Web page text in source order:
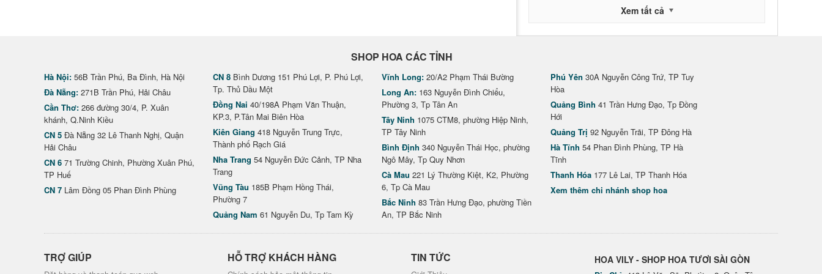
Xem tất cả
SHOP HOA CÁC TỈNH
Hà Nội: 56B Trần Phú, Ba Đình, Hà Nội
Đà Nẵng: 271B Trần Phú, Hải Châu
Cần Thơ: 266 đường 30/4, P. Xuân
khánh, Q.Ninh Kiều
CN 5 Đà Nẵng 32 Lê Thanh Nghị, Quận
Hải Châu
CN 6 71 Trường Chinh, Phường Xuân Phú,
TP Huế
CN 7 Lâm Đồng 05 Phan Đình Phùng
CN 8 Bình Dương 151 Phú Lợi, P. Phú Lợi,
Tp. Thủ Dầu Một
Đồng Nai 40/198A Phạm Văn Thuận,
KP.3, P.Tân Mai Biên Hòa
Kiên Giang 418 Nguyễn Trung Trực,
Thành phố Rạch Giá
Nha Trang 54 Nguyễn Đức Cảnh, TP Nha
Trang
Vũng Tàu 185B Phạm Hồng Thái,
Phường 7
Quảng Nam 61 Nguyễn Du, Tp Tam Kỳ
Vĩnh Long: 20/A2 Phạm Thái Bường
Long An: 163 Nguyễn Đình Chiểu,
Phường 3, Tp Tân An
Tây Ninh 1075 CTM8, phường Hiệp Ninh,
TP Tây Ninh
Bình Định 340 Nguyễn Thái Học, phường
Ngô Mây, Tp Quy Nhơn
Cà Mau 221 Lý Thường Kiệt, K2, Phường
6, Tp Cà Mau
Bắc Ninh 83 Trần Hưng Đạo, phường Tiền
An, TP Bắc Ninh
Phú Yên 30A Nguyễn Công Trứ, TP Tuy
Hòa
Quảng Bình 41 Trần Hưng Đạo, Tp Đồng
Hới
Quảng Trị 92 Nguyễn Trãi, TP Đông Hà
Hà Tĩnh 54 Phan Đình Phùng, TP Hà
Tĩnh
Thanh Hóa 177 Lê Lai, TP Thanh Hóa
Xem thêm chi nhánh shop hoa
TRỢ GIÚP HỖ TRỢ KHÁCH HÀNG TIN TỨC HOA VILY - SHOP HOA TƯƠI SÀI GÒN